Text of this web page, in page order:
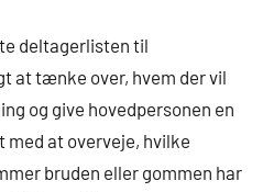
deltagerlisten til
at tænke over, hvem der vil
og give hovedpersonen en
at overveje, hvilke
bruden eller gommen har